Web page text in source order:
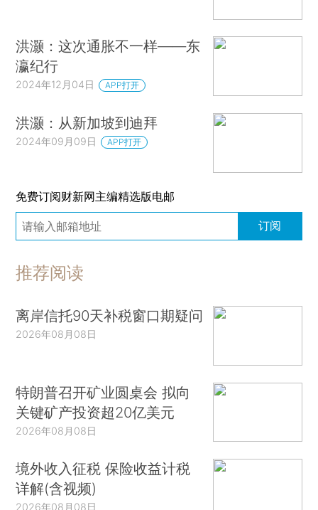
洪灏：这次通胀不一样——东
瀛纪行
2024年12月04日 APP打开
洪灏：从新加坡到迪拜
2024年09月09日 APP打开
免费订阅财新网主编精选版电邮
订阅
推荐阅读
离岸信托90天补税窗口期疑问
2026年08月08日
特朗普召开矿业圆桌会 拟向
关键矿产投资超20亿美元
2026年08月08日
境外收入征税 保险收益计税
详解(含视频)
2026年08月08日